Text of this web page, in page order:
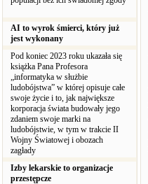
AI to wyrok śmierci, który już
jest wykonany
Pod koniec 2023 roku ukazała się
książka Pana Profesora
„informatyka w służbie
ludobójstwa” w której opisuje całe
swoje życie i to, jak największe
korporacja świata budowały jego
zdaniem swoje marki na
ludobójstwie, w tym w trakcie II
Wojny Światowej i obozach
zagłady
Izby lekarskie to organizacje
przestępcze